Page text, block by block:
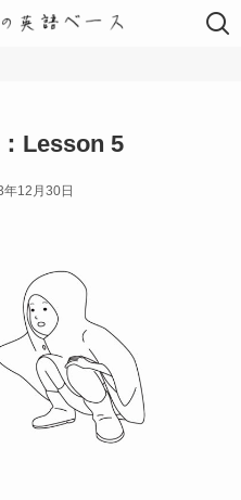
Lesson 5
年12月30日